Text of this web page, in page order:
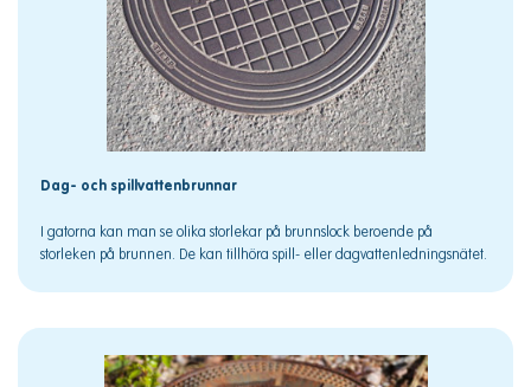
Dag- och spillvattenbrunnar
I gatorna kan man se olika storlekar på brunnslock beroende på
storleken på brunnen. De kan tillhöra spill- eller dagvattenledningsnätet.